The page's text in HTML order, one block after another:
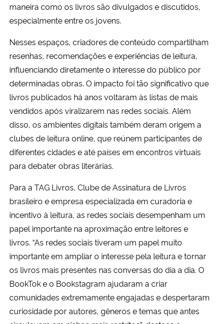
maneira como os livros são divulgados e discutidos,
especialmente entre os jovens.
Nesses espaços, criadores de conteúdo compartilham
resenhas, recomendações e experiências de leitura,
influenciando diretamente o interesse do público por
determinadas obras. O impacto foi tão significativo que
livros publicados há anos voltaram às listas de mais
vendidos após viralizarem nas redes sociais. Além
disso, os ambientes digitais também deram origem a
clubes de leitura online, que reúnem participantes de
diferentes cidades e até países em encontros virtuais
para debater obras literárias.
Para a TAG Livros, Clube de Assinatura de Livros
brasileiro e empresa especializada em curadoria e
incentivo à leitura, as redes sociais desempenham um
papel importante na aproximação entre leitores e
livros. “As redes sociais tiveram um papel muito
importante em ampliar o interesse pela leitura e tornar
os livros mais presentes nas conversas do dia a dia. O
BookTok e o Bookstagram ajudaram a criar
comunidades extremamente engajadas e despertaram
curiosidade por autores, gêneros e temas que antes